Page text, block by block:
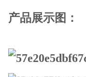
产品展示图：